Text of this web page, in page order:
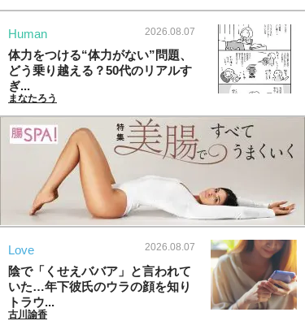
Human 2026.08.07
体力をつける“体力がない”問題、
どう乗り越える？50代のリアルす
ぎ...
まなたろう
Love 2026.08.07
陰で「くせえババア」と言われて
いた…年下彼氏のウラの顔を知り
トラウ...
古川諭香